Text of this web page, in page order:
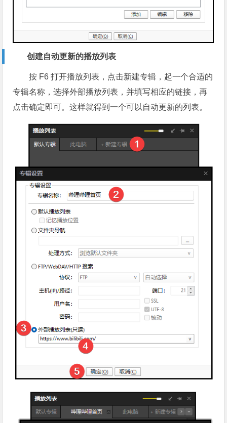
创建自动更新的播放列表
按 F6 打开播放列表，点击新建专辑，起一个合适的
专辑名称，选择外部播放列表，并填写相应的链接，再
点击确定即可。这样就得到一个可以自动更新的列表。